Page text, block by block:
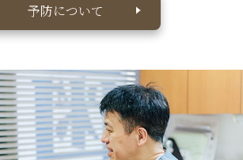
予防について